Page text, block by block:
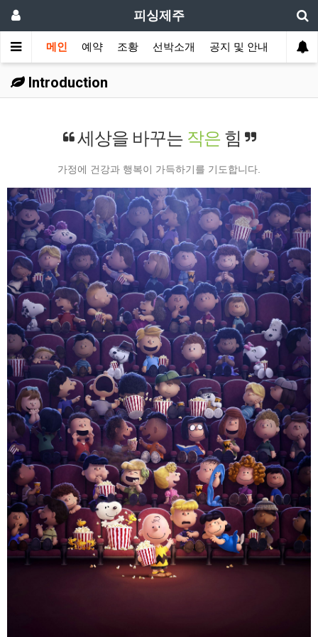
피싱제주
메인 예약 조황 선박소개 공지 및 안내
Introduction
세상을 바꾸는 작은 힘
가정에 건강과 행복이 가득하기를 기도합니다.